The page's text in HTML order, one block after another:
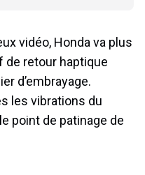
vidéo, Honda va plus
de retour haptique
d’embrayage.
les vibrations du
point de patinage de